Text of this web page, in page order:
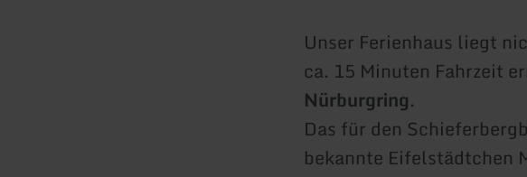
Unser Ferienhaus liegt
ca. 15 Minuten Fahrzeit
Nürburgring.
Das für den
bekannte Eifelstädtchen